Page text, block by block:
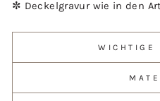
✼ Deckelgravur wie in den
WICHTIGE